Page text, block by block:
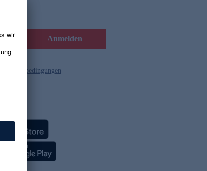
Anmelden
Gutscheinbedingungen